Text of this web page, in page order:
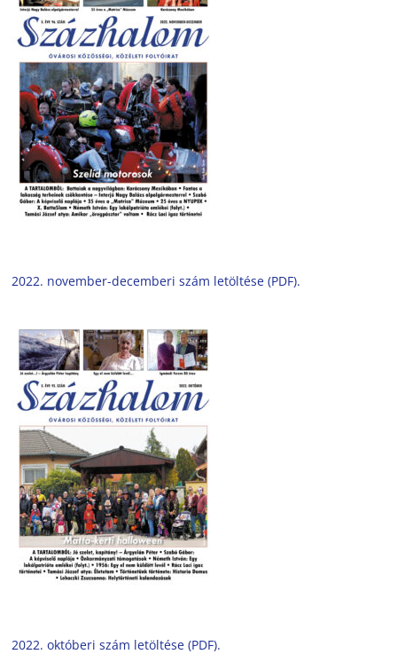
2022. november-decemberi szám letöltése (PDF).
2022. októberi szám letöltése (PDF).